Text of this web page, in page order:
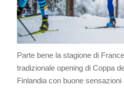
Parte bene la stagione di
tradizionale opening di Coppa
Finlandia con buone sensazioni